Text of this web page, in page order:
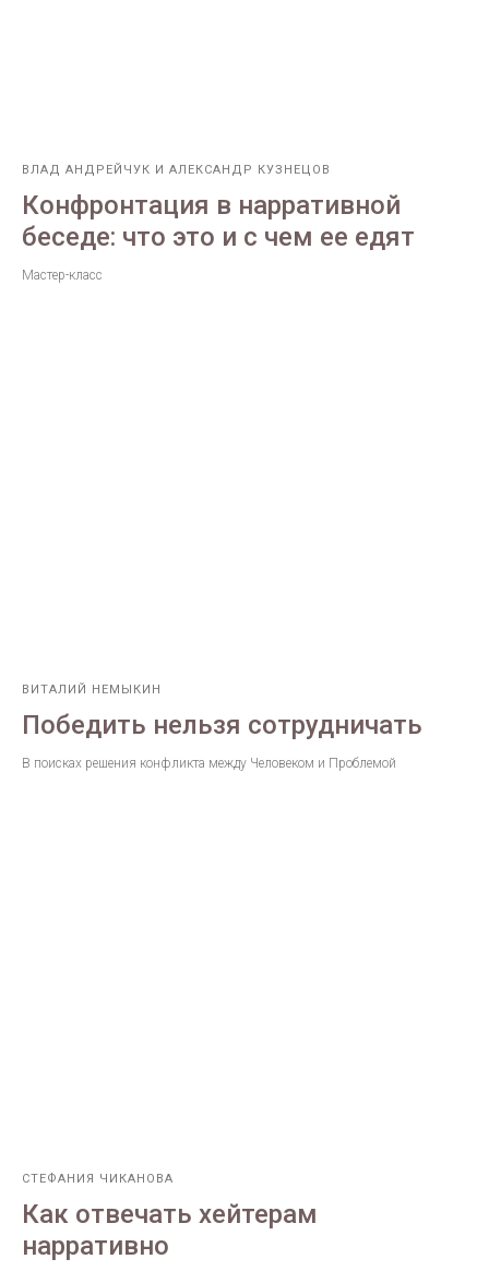
ВЛАД АНДРЕЙЧУК И АЛЕКСАНДР КУЗНЕЦОВ
Конфронтация в нарративной
беседе: что это и с чем ее едят
Мастер-класс
ВИТАЛИЙ НЕМЫКИН
Победить нельзя сотрудничать
В поисках решения конфликта между Человеком и Проблемой
СТЕФАНИЯ ЧИКАНОВА
Как отвечать хейтерам
нарративно